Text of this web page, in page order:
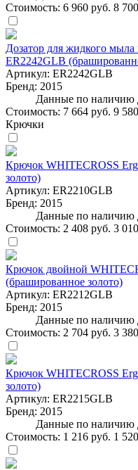
Стоимость: 6 960 руб. 8
Дозатор для жидкого
ER2242GLB
Артикул: ER2242GLB
Бренд: 2015
Данные по наличию
Стоимость: 7 664 руб. 9
Крючки
Крючок WHITECROSS
золото)
Артикул: ER2210GLB
Бренд: 2015
Данные по наличию
Стоимость: 2 408 руб. 3
Крючок двойной
(брашированное золото)
Артикул: ER2212GLB
Бренд: 2015
Данные по наличию
Стоимость: 2 704 руб. 3
Крючок WHITECROSS
золото)
Артикул: ER2215GLB
Бренд: 2015
Данные по наличию
Стоимость: 1 216 руб. 1